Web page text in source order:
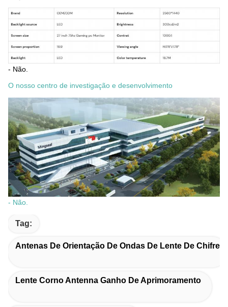
- Não.
O nosso centro de investigação e desenvolvimento
- Não.
Tag:
Antenas De Orientação De Ondas De Lente De Chifre
Lente Corno Antenna Ganho De Aprimoramento